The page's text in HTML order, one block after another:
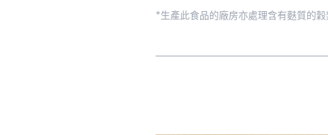
*生產此食品的廠房亦處理含有麩質的